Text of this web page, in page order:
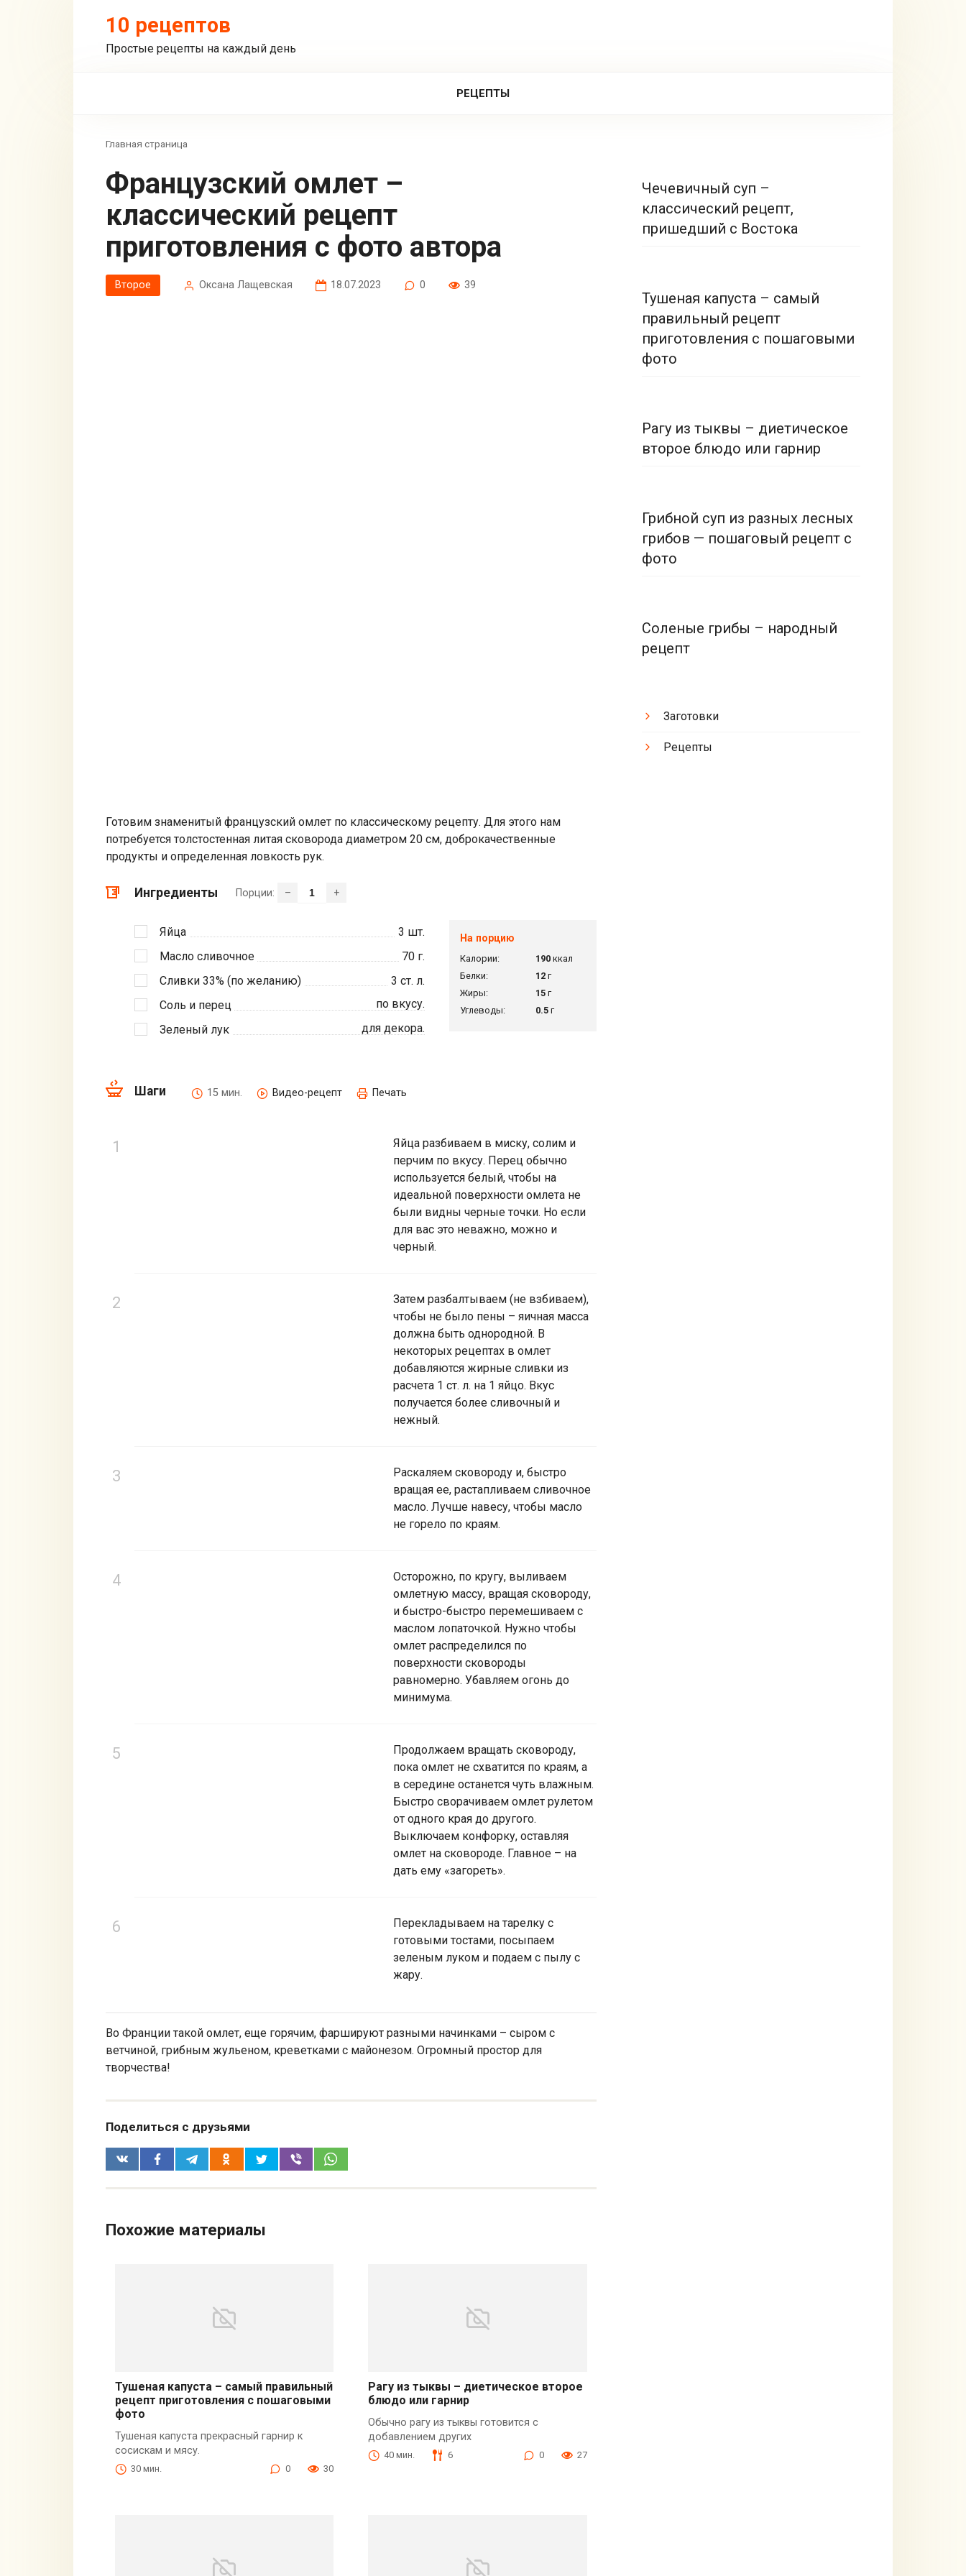
10 рецептов
Простые рецепты на каждый день
РЕЦЕПТЫ
Главная страница
Французский омлет –
классический рецепт
приготовления с фото автора
Второе Оксана Лащевская 18.07.2023 0 39
Готовим знаменитый французский омлет по классическому рецепту. Для этого нам
потребуется толстостенная литая сковорода диаметром 20 см, доброкачественные
продукты и определенная ловкость рук.
Ингредиенты Порции: – +
Яйца 3 шт.
Масло сливочное
70г.
Сливки 33% (по желанию)
3 ст. л.
Соль и перец
по вкусу.
Зеленый лук
для декора.
На порцию
Калории: 190ккал
Белки:
12г
Жиры:
15г
Углеводы:
0.5г
Шаги 15 мин. Видео-рецепт Печать
Яйца разбиваем в миску, солим и
перчим по вкусу. Перец обычно
используется белый, чтобы на
идеальной поверхности омлета не
были видны черные точки. Но если
для вас это неважно, можно и
черный.
Затем разбалтываем (не взбиваем),
чтобы не было пены – яичная масса
должна быть однородной. В
некоторых рецептах в омлет
добавляются жирные сливки из
расчета 1 ст. л. на 1 яйцо. Вкус
получается более сливочный и
нежный.
Раскаляем сковороду и, быстро
вращая ее, растапливаем сливочное
масло. Лучше навесу, чтобы масло
не горело по краям.
Осторожно, по кругу, выливаем
омлетную массу, вращая сковороду,
и быстро-быстро перемешиваем с
маслом лопаточкой. Нужно чтобы
омлет распределился по
поверхности сковороды
равномерно. Убавляем огонь до
минимума.
Продолжаем вращать сковороду,
пока омлет не схватится по краям, а
в середине останется чуть влажным.
Быстро сворачиваем омлет рулетом
от одного края до другого.
Выключаем конфорку, оставляя
омлет на сковороде. Главное – на
дать ему «загореть».
Перекладываем на тарелку с
готовыми тостами, посыпаем
зеленым луком и подаем с пылу с
жару.
Во Франции такой омлет, еще горячим, фаршируют разными начинками – сыром с
ветчиной, грибным жульеном, креветками с майонезом. Огромный простор для
творчества!
Поделиться с друзьями
Похожие материалы
Тушеная капуста – самый правильный
рецепт приготовления с пошаговыми
фото
Тушеная капуста прекрасный гарнир к
сосискам и мясу.
30 мин. 0 30
Рагу из тыквы – диетическое второе
блюдо или гарнир
Обычно рагу из тыквы готовится с
добавлением других
40 мин. 6 0 27
Чечевичный суп –
классический рецепт,
пришедший с Востока
Тушеная капуста – самый
правильный рецепт
приготовления с пошаговыми
фото
Рагу из тыквы – диетическое
второе блюдо или гарнир
Грибной суп из разных лесных
грибов — пошаговый рецепт с
фото
Соленые грибы – народный
рецепт
Заготовки
Рецепты